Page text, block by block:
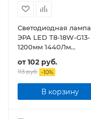
Светодиодная лампа
ЭРА LED T8-18W-G13-
1200мм 1440Лм
матовая
от102 руб.
113 руб. -10%
В корзину